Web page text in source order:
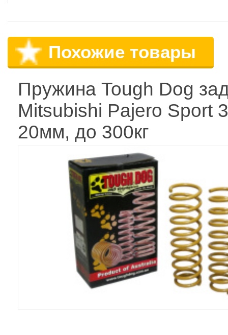
Похожие товары
Пружина Tough Dog
Mitsubishi Pajero Sport
20мм, до 300кг